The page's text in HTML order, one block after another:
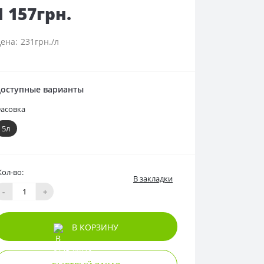
157грн.
231грн./л
варианты
5л
во:
-
+
В закладки
В КОРЗИНУ